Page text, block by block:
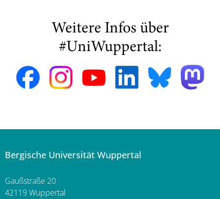
Weitere Infos über
#UniWuppertal:
Bergische Universität Wuppertal
Gaußstraße 20
42119 Wuppertal